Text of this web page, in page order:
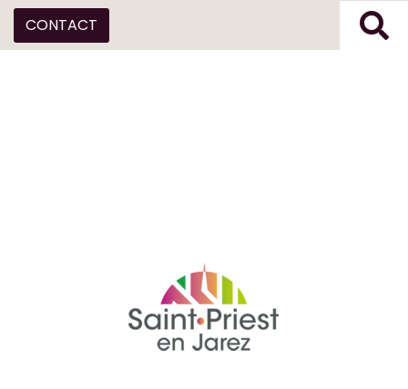
CONTACT